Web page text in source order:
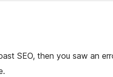
SEO, then you saw an